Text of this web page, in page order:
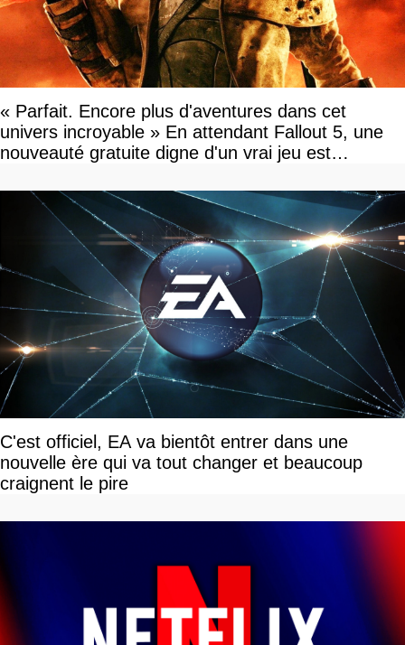
« Parfait. Encore plus d'aventures dans cet
univers incroyable » En attendant Fallout 5, une
nouveauté gratuite digne d'un vrai jeu est
C'est officiel, EA va bientôt entrer dans une
nouvelle ère qui va tout changer et beaucoup
craignent le pire